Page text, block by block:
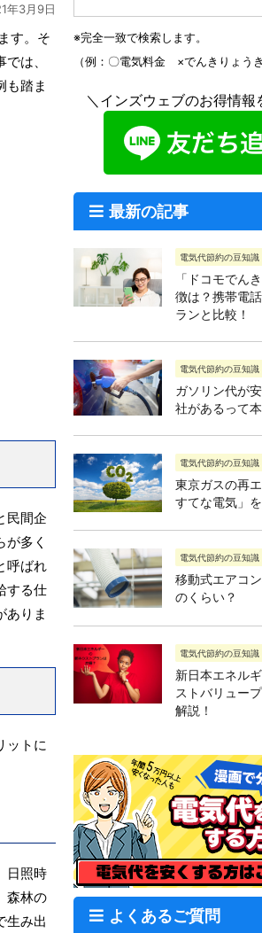
年3月9日
す。そ
は、
も踏ま
民間企
多く
呼ばれ
する仕
ありま
ットに
日照時
森林の
生み出
※完全一致で検索します。
（例：〇電気料金 ×でんきりょうき
＼インズウェブのお得情報
最新の記事
電気代節約の豆知識
「ドコモでん
徴は？携帯電
ランと比較！
電気代節約の豆知識
ガソリン代が
社があるって
電気代節約の豆知識
東京ガスの再
すてな電気」を
電気代節約の豆知識
移動式エアコ
のくらい？
電気代節約の豆知識
新日本エネル
ストバリュー
解説！
よくあるご質問